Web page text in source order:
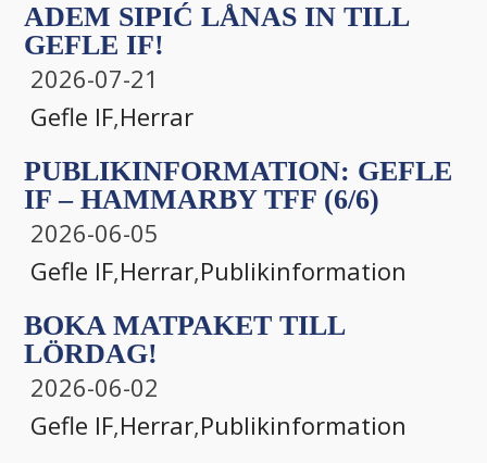
ADEM SIPIĆ LÅNAS IN TILL
GEFLE IF!
2026-07-21
Gefle IF,Herrar
PUBLIKINFORMATION: GEFLE
IF – HAMMARBY TFF (6/6)
2026-06-05
Gefle IF,Herrar,Publikinformation
BOKA MATPAKET TILL
LÖRDAG!
2026-06-02
Gefle IF,Herrar,Publikinformation